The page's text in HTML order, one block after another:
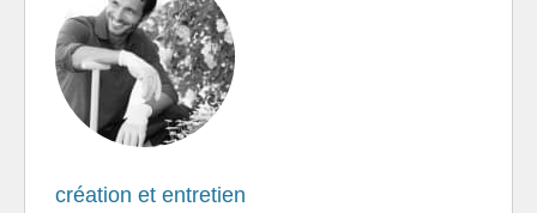
création et entretien